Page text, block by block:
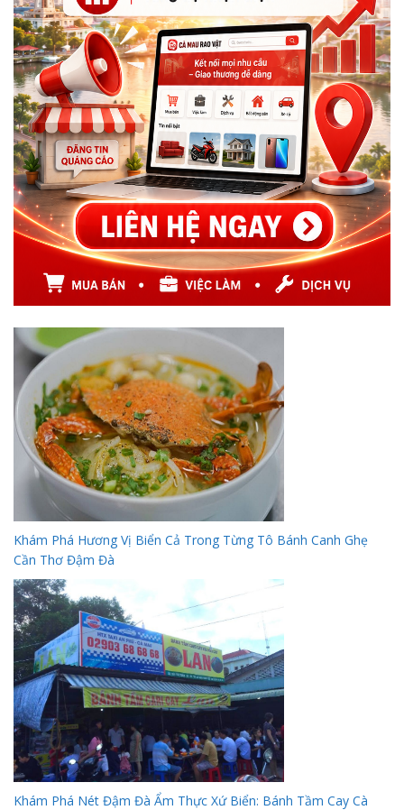
Khám Phá Hương Vị Biển Cả Trong Từng Tô Bánh Canh Ghẹ
Cần Thơ Đậm Đà
Khám Phá Nét Đậm Đà Ẩm Thực Xứ Biển: Bánh Tầm Cay Cà